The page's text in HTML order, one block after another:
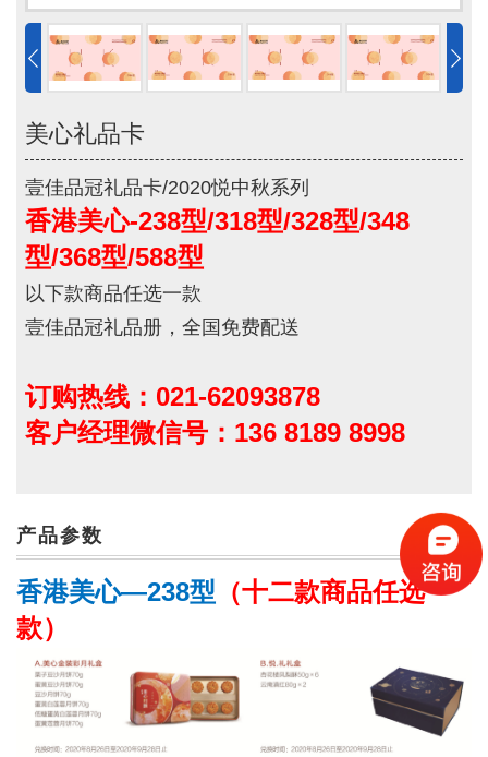
美心礼品卡
壹佳品冠礼品卡/2020悦中秋系列
香港美心-238型/318型/328型/348
型/368型/588型
以下款商品任选一款
壹佳品冠礼品册，全国免费配送
订购热线：021-62093878
客户经理微信号：136 8189 8998
产品参数
香港美心—238型 （十二款商品任选一
款）